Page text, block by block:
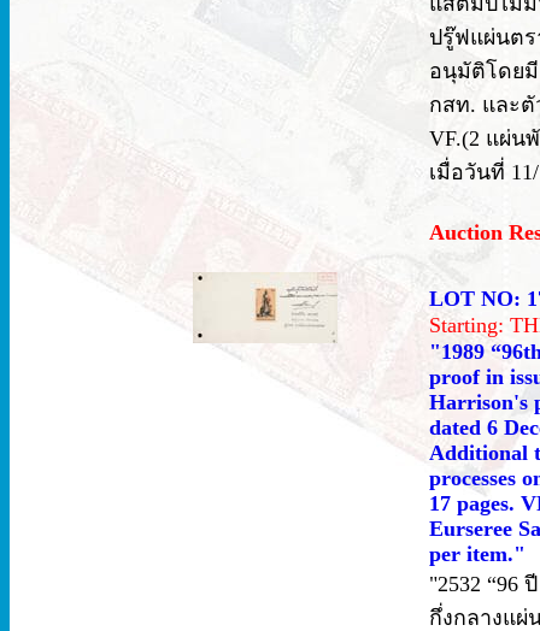
ปรู๊ฟแผ่นตร
อนุมัติโดยมี
กสท. และตั
VF.(2 แผ่น
เมื่อวันที่
Auction
LOT NO:
Starting:
"1989
proof in
Harrison's
dated 6
Additional
processes
17 pages.
Eurseree
per item."
"2532 “96
กึ่งกลางแผ่